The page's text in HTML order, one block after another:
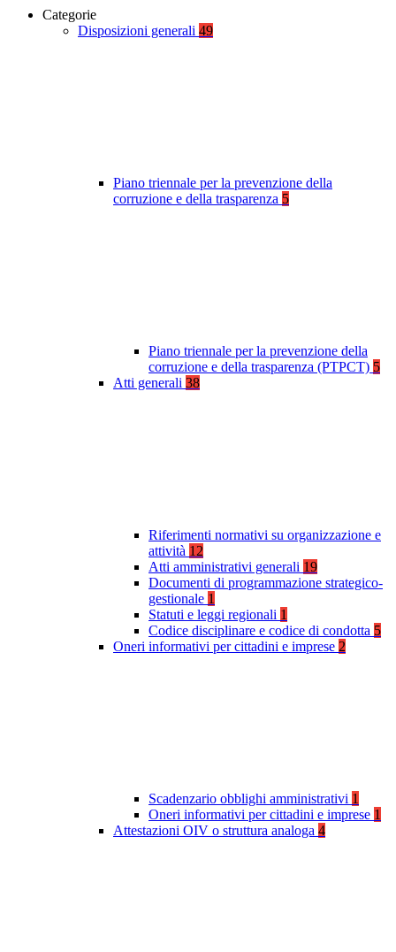
Categorie
Disposizioni generali 49
Piano triennale per la prevenzione della
corruzione e della trasparenza 5
Piano triennale per la prevenzione della
corruzione e della trasparenza (PTPCT) 5
Atti generali 38
Riferimenti normativi su organizzazione e
attività 12
Atti amministrativi generali 19
Documenti di programmazione strategico-
gestionale 1
Statuti e leggi regionali 1
Codice disciplinare e codice di condotta 5
Oneri informativi per cittadini e imprese 2
Scadenzario obblighi amministrativi 1
Oneri informativi per cittadini e imprese 1
Attestazioni OIV o struttura analoga 4